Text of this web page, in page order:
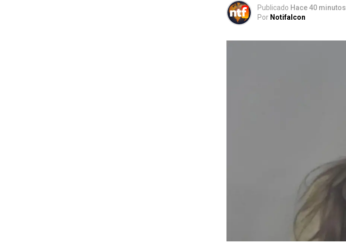
Publicado Hace 40 minutos
Por Notifalcon